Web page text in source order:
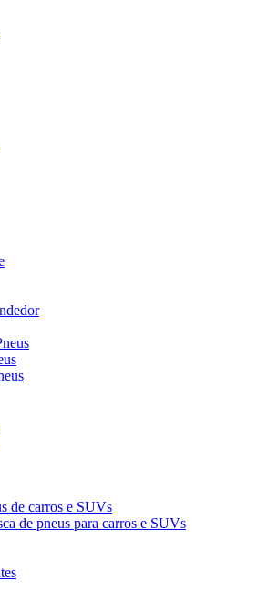
de carros e SUVs
de pneus para carros e SUVs